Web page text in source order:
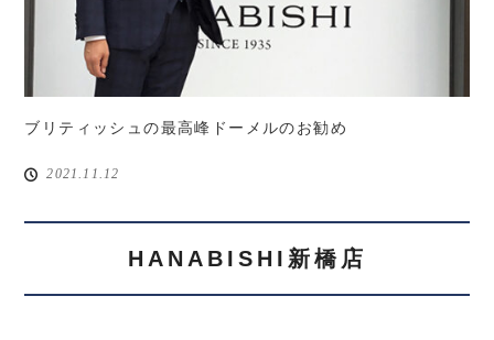
ブリティッシュの最高峰ドーメルのお勧め
2021.11.12
HANABISHI新橋店